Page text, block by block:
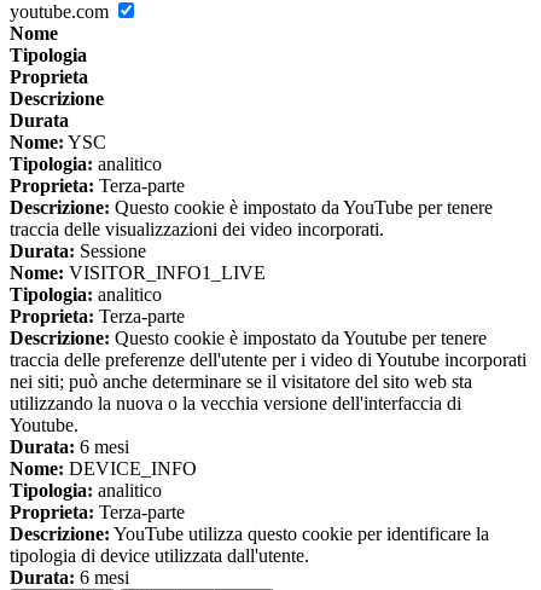
youtube.com
Nome
Tipologia
Proprieta
Descrizione
Durata
Nome: YSC
Tipologia: analitico
Proprieta: Terza-parte
Descrizione: Questo cookie è impostato da YouTube per tenere
traccia delle visualizzazioni dei video incorporati.
Durata: Sessione
Nome: VISITOR_INFO1_LIVE
Tipologia: analitico
Proprieta: Terza-parte
Descrizione: Questo cookie è impostato da Youtube per tenere
traccia delle preferenze dell'utente per i video di Youtube incorporati
nei siti; può anche determinare se il visitatore del sito web sta
utilizzando la nuova o la vecchia versione dell'interfaccia di
Youtube.
Durata: 6 mesi
Nome: DEVICE_INFO
Tipologia: analitico
Proprieta: Terza-parte
Descrizione: YouTube utilizza questo cookie per identificare la
tipologia di device utilizzata dall'utente.
Durata: 6 mesi